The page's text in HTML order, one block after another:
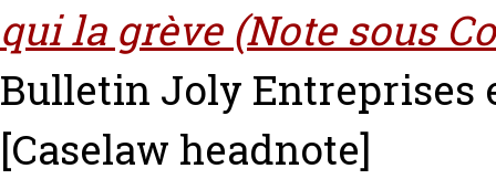
qui la grève (Note sous
Bulletin Joly Entreprises
[Caselaw headnote]